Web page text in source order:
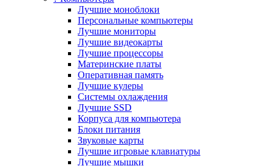
Лучшие моноблоки
Персональные компьютеры
Лучшие мониторы
Лучшие видеокарты
Лучшие процессоры
Материнские платы
Оперативная память
Лучшие кулеры
Системы охлаждения
Лучшие SSD
Корпуса для компьютера
Блоки питания
Звуковые карты
Лучшие игровые клавиатуры
Лучшие мышки